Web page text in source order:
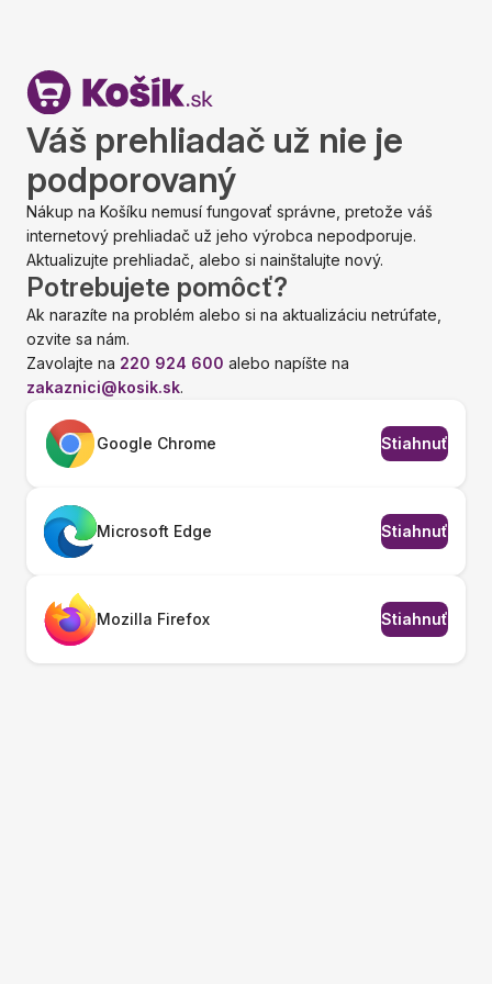
Váš prehliadač už nie je
podporovaný
Nákup na Košíku nemusí fungovať správne, pretože váš
internetový prehliadač už jeho výrobca nepodporuje.
Aktualizujte prehliadač, alebo si nainštalujte nový.
Potrebujete pomôcť?
Ak narazíte na problém alebo si na aktualizáciu netrúfate,
ozvite sa nám.
Zavolajte na 220 924 600 alebo napíšte na
zakaznici@kosik.sk.
Google Chrome Stiahnuť
Microsoft Edge Stiahnuť
Mozilla Firefox Stiahnuť